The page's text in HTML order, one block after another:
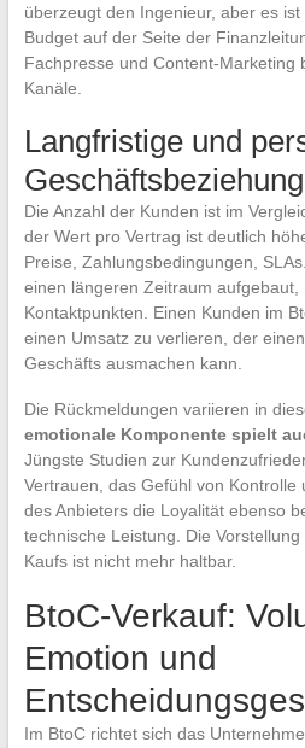
überzeugt den Ingenieur, aber es
Budget auf der Seite der
Fachpresse und Content-Marketing
Kanäle.
Langfristige und
Geschäftsbeziehung
Die Anzahl der Kunden ist im
der Wert pro Vertrag ist deutlich
Preise, Zahlungsbedingungen,
einen längeren Zeitraum aufgebaut,
Kontaktpunkten. Einen Kunden im
einen Umsatz zu verlieren, der
Geschäfts ausmachen kann.
Die Rückmeldungen variieren in
emotionale Komponente spielt
Jüngste Studien zur
Vertrauen, das Gefühl von Kontrolle
des Anbieters die Loyalität ebenso
technische Leistung. Die
Kaufs ist nicht mehr haltbar.
BtoC-Verkauf:
Emotion und
Im BtoC richtet sich das